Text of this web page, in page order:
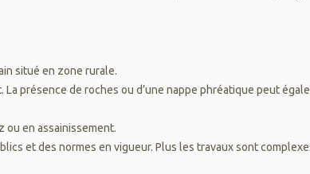
situé en zone rurale.
présence de roches ou d’une nappe phréatique peut
ou en assainissement.
et des normes en vigueur. Plus les travaux sont